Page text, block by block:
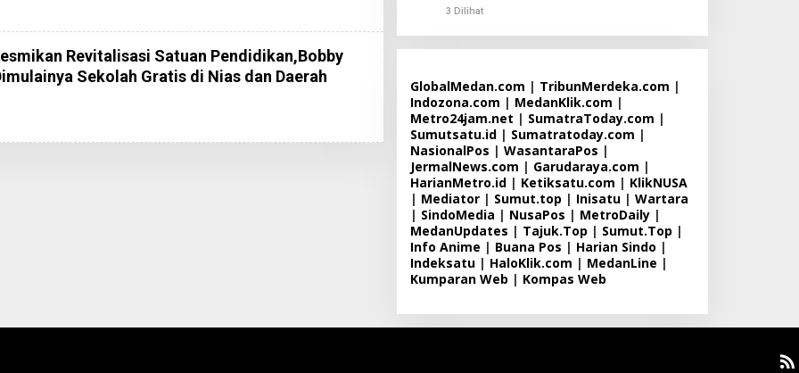
Revitalisasi Satuan Pendidikan,Bobby
Sekolah Gratis di Nias dan Daerah
Dipimpin Sufmi Dasco Ahmad
3 Dilihat
GlobalMedan.com | TribunMerdeka.com |
Indozona.com | MedanKlik.com |
Metro24jam.net | SumatraToday.com |
Sumutsatu.id| Sumatratoday.com |
NasionalPos | WasantaraPos |
JermalNews.com | Garudaraya.com |
HarianMetro.id| Ketiksatu.com | KlikNUSA
| Mediator| Sumut.top | Inisatu| Wartara
| SindoMedia | NusaPos | MetroDaily|
MedanUpdates | Tajuk.Top | Sumut.Top |
Info Anime | Buana Pos | Harian Sindo |
Indeksatu| HaloKlik.com | MedanLine |
Kumparan Web | Kompas Web